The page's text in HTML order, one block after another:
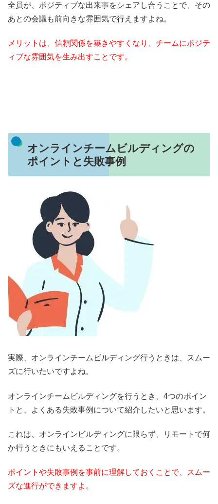
全員が、ポジティブな出来事をシェアし合うことで、その
あとの会議も前向きな雰囲気で行えますよね。
メリットは、信頼関係を築きやすくなり、チームにポジテ
ィブな雰囲気を生み出すことです。
オンラインチームビルディングの
ポイントと失敗事例
実際、オンラインチームビルディング行うときは、スムー
ズに行いたいですよね。
オンラインチームビルディングを行うとき、4つのポイン
トと、よくある失敗事例について紹介したいと思います。
これは、オンラインビルディングに限らず、リモートで何
か行うときにもいえることです。
ポイントや失敗事例を事前に理解しておくことで、スムー
ズな進行ができますよ。